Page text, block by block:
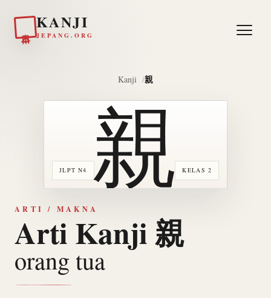
KANJI
JEPANG.ORG
Kanji 親
JLPT N4 KELAS 2
親
ARTI / MAKNA
Arti Kanji 親
orang tua